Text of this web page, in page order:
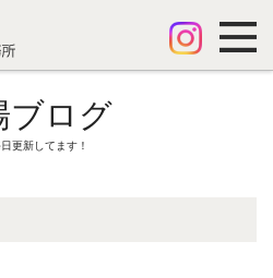
ブログ
更新してます！